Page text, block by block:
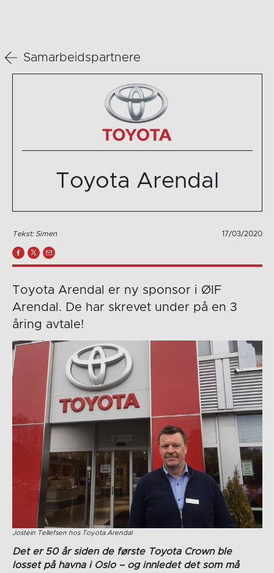
Samarbeidspartnere
Toyota Arendal
Tekst: Simen 17/03/2020
Toyota Arendal er ny sponsor i ØIF
Arendal. De har skrevet under på en 3
åring avtale!
Jostein Tellefsen hos Toyota Arendal
Det er 50 år siden de første Toyota Crown ble
losset på havna i Oslo – og innledet det som må